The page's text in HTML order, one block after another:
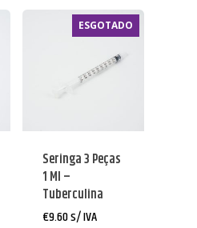
ESGOTADO
Seringa 3 Peças
1 Ml –
Tuberculina
€9.60s/ IVA